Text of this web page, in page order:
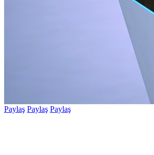
Paylaş Paylaş Paylaş